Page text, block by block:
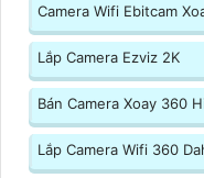
Camera Wifi Ebitcam
Lắp Camera Ezviz 2K
Bán Camera Xoay 360
Lắp Camera Wifi 360